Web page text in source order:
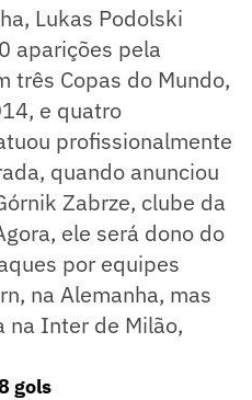
Lukas Podolski
aparições pela
três Copas do Mundo,
e quatro
profissionalmente
quando anunciou
Zabrze, clube da
ele será dono do
por equipes
na Alemanha, mas
na Inter de Milão,
gols